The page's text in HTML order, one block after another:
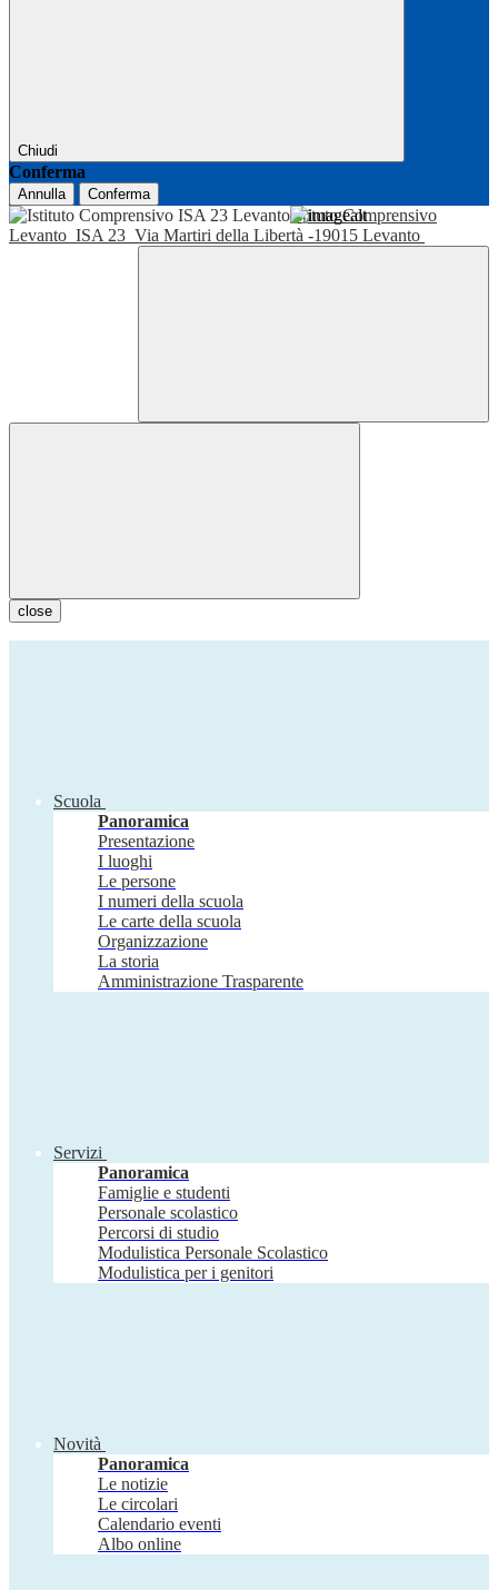
Chiudi
Conferma
Annulla Conferma
Istituto Comprensivo
Levanto ISA 23 Via Martiri della Libertà -19015 Levanto
close
Scuola
Panoramica
Presentazione
I luoghi
Le persone
I numeri della scuola
Le carte della scuola
Organizzazione
La storia
Amministrazione Trasparente
Servizi
Panoramica
Famiglie e studenti
Personale scolastico
Percorsi di studio
Modulistica Personale Scolastico
Modulistica per i genitori
Novità
Panoramica
Le notizie
Le circolari
Calendario eventi
Albo online